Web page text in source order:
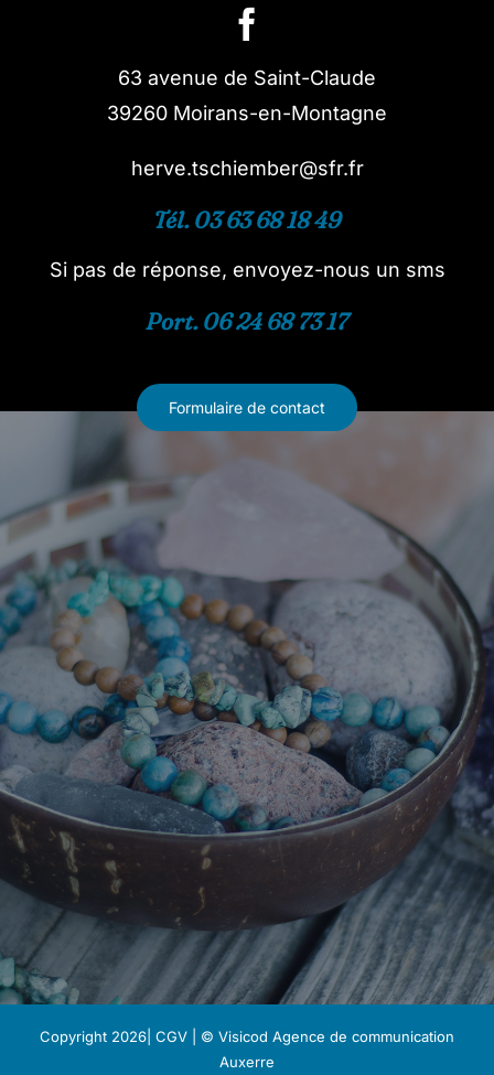
63 avenue de Saint-Claude
39260 Moirans-en-Montagne
herve.tschiember@sfr.fr
Tél. 03 63 68 18 49
Si pas de réponse, envoyez-nous un sms
Port. 06 24 68 73 17
Formulaire de contact
Copyright 2026| CGV | © Visicod Agence de communication
Auxerre